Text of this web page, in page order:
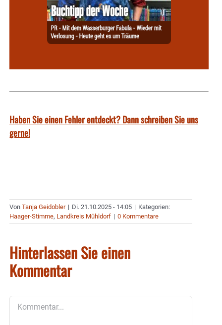
Haben Sie einen Fehler entdeckt? Dann schreiben Sie uns
gerne!
Von Tanja Geidobler | Di. 21.10.2025 - 14:05 | Kategorien:
Haager-Stimme, Landkreis Mühldorf | 0 Kommentare
Hinterlassen Sie einen
Kommentar